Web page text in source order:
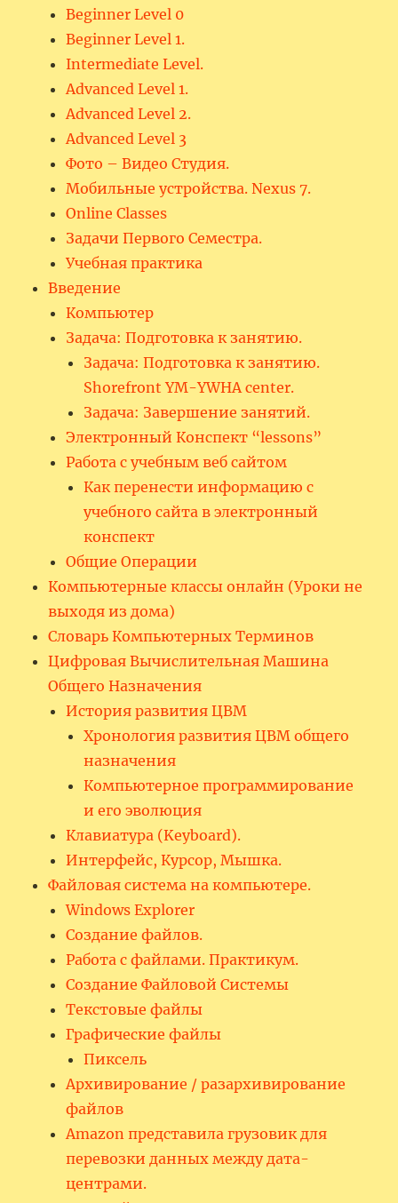
Beginner Level 0
Beginner Level 1.
Intermediate Level.
Advanced Level 1.
Advanced Level 2.
Advanced Level 3
Фото – Видео Студия.
Мобильные устройства. Nexus 7.
Online Classes
Задачи Первого Семестра.
Учебная практика
Введение
Компьютер
Задача: Подготовка к занятию.
Задача: Подготовка к занятию.
Shorefront YM-YWHA center.
Задача: Завершение занятий.
Электронный Конспект “lessons”
Работа с учебным веб сайтом
Как перенести информацию с
учебного сайта в электронный
конспект
Общие Операции
Компьютерные классы онлайн (Уроки не
выходя из дома)
Словарь Компьютерных Терминов
Цифровая Вычислительная Машина
Общего Назначения
История развития ЦВМ
Хронология развития ЦВМ общего
назначения
Компьютерное программирование
и его эволюция
Клавиатура (Keyboard).
Интерфейс, Курсор, Мышка.
Файловая система на компьютере.
Windows Explorer
Создание файлов.
Работа с файлами. Практикум.
Создание Файловой Системы
Текстовые файлы
Графические файлы
Пиксель
Архивирование / разархивирование
файлов
Amazon представила грузовик для
перевозки данных между дата-
центрами.